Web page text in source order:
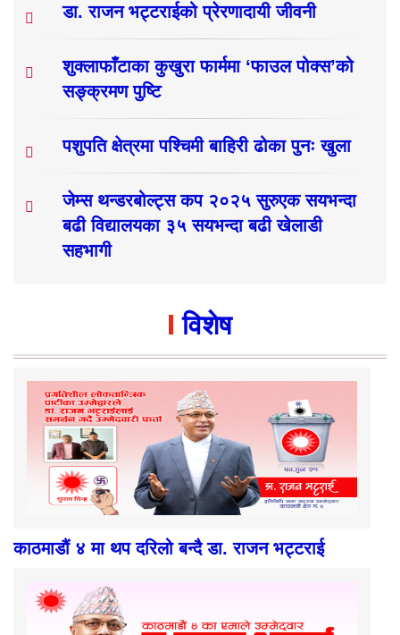
डा. राजन भट्टराईको प्रेरणादायी जीवनी
शुक्लाफाँटाका कुखुरा फार्ममा ‘फाउल पोक्स’को
सङ्क्रमण पुष्टि
पशुपति क्षेत्रमा पश्चिमी बाहिरी ढोका पुनः खुला
जेम्स थन्डरबोल्ट्स कप २०२५ सुरुएक सयभन्दा
बढी विद्यालयका ३५ सयभन्दा बढी खेलाडी
सहभागी
विशेष
काठमाडौं ४ मा थप दरिलो बन्दै डा. राजन भट्टराई